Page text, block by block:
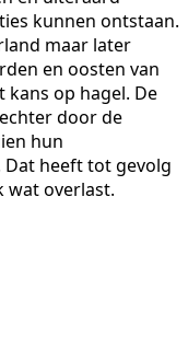
kunnen ontstaan.
maar later
en oosten van
op hagel. De
door de
hun
Dat heeft tot gevolg
wat overlast.